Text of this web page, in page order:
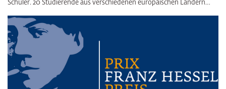
Schüler. 20 Studierende aus verschiedenen europäischen Ländern…